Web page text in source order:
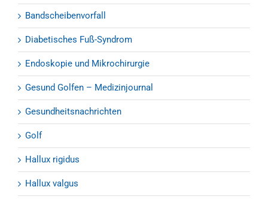
Bandscheibenvorfall
Diabetisches Fuß-Syndrom
Endoskopie und Mikrochirurgie
Gesund Golfen – Medizinjournal
Gesundheitsnachrichten
Golf
Hallux rigidus
Hallux valgus